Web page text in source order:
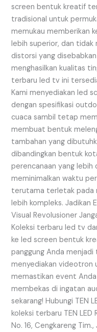
screen bentuk kreatif
tradisional untuk
memukau memberikan
lebih superior, dan
distorsi yang
menghasilkan kualitas
terbaru led tv ini
Kami menyediakan led
dengan spesifikasi
cuaca sambil tetap
membuat bentuk
tambahan yang
dibandingkan bentuk
perencanaan yang
meminimalkan waktu
terutama terletak pada
lebih kompleks. Jadikan
Visual Revolusioner
Koleksi terbaru led tv
ke led screen bentuk
panggung Anda
menyediakan videotron
memastikan event
membekas di ingatan
sekarang! Hubungi TEN
koleksi terbaru TEN LED
No. 16, Cengkareng